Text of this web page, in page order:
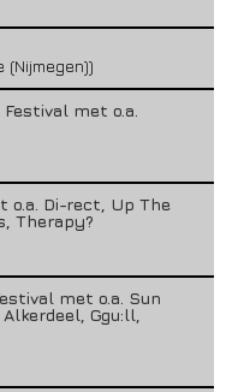
(Nijmegen))
met o.a.
o.a. Di-rect, Up The
Therapy?
met o.a. Sun
Ggu:ll,